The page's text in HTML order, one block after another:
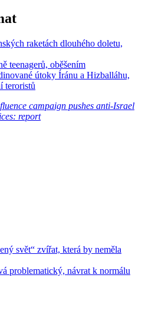
raketách dlouhého doletu,
teenagerů, oběšením
útoky Íránu a Hizballáhu,
teroristů
campaign pushes anti-Israel
report
svět“ zvířat, která by neměla
problematický, návrat k normálu